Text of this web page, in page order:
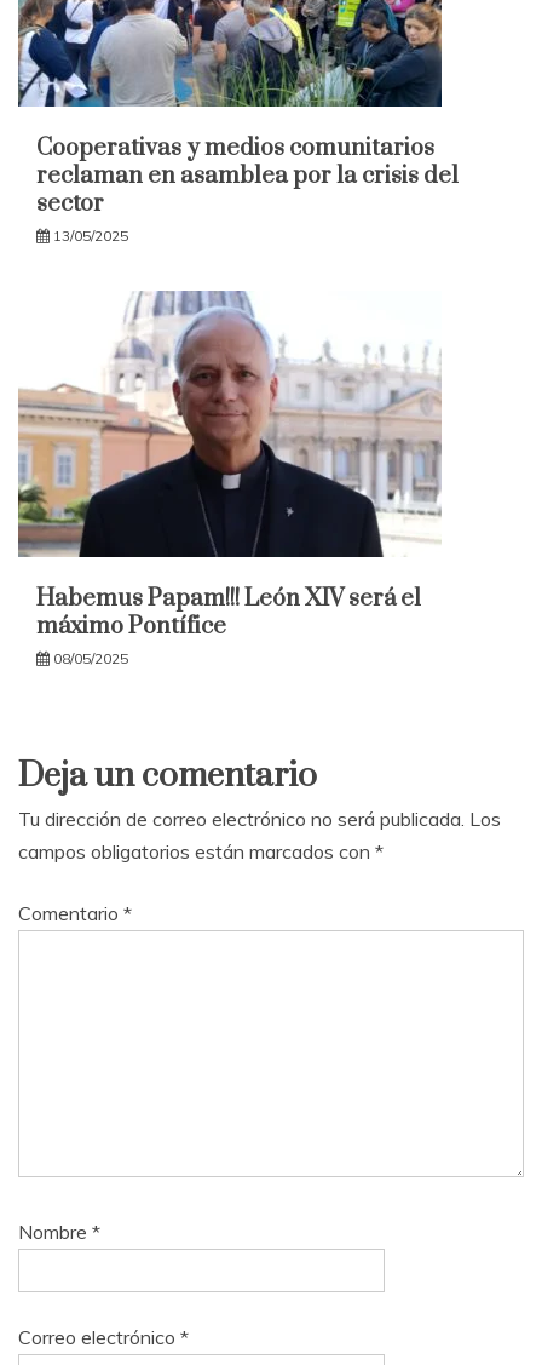
Cooperativas y medios comunitarios
reclaman en asamblea por la crisis del
sector
13/05/2025
Habemus Papam!!! León XIV será el
máximo Pontífice
08/05/2025
Deja un comentario
Tu dirección de correo electrónico no será publicada. Los
campos obligatorios están marcados con *
Comentario *
Nombre *
Correo electrónico *